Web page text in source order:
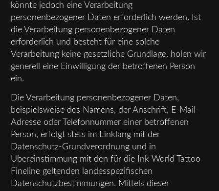
könnte jedoch eine Verarbeitung
personenbezogener Daten erforderlich werden. Ist
die Verarbeitung personenbezogener Daten
erforderlich und besteht für eine solche
Verarbeitung keine gesetzliche Grundlage, holen wir
generell eine Einwilligung der betroffenen Person
ein.
Die Verarbeitung personenbezogener Daten,
beispielsweise des Namens, der Anschrift, E-Mail-
Adresse oder Telefonnummer einer betroffenen
Person, erfolgt stets im Einklang mit der
Datenschutz-Grundverordnung und in
Übereinstimmung mit den für die Ink World Tattoo
Fineline geltenden landesspezifischen
Datenschutzbestimmungen. Mittels dieser